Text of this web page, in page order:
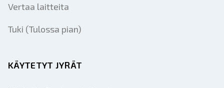
Vertaa laitteita
Tuki (Tulossa pian)
KÄYTETYT JYRÄT